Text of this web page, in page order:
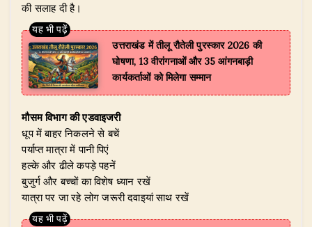
की सलाह दी है।
उत्तराखंड में तीलू रौतेली पुरस्कार 2026 की
घोषणा, 13 वीरांगनाओं और 35 आंगनबाड़ी
कार्यकर्ताओं को मिलेगा सम्मान
मौसम विभाग की एडवाइजरी
धूप में बाहर निकलने से बचें
पर्याप्त मात्रा में पानी पिएं
हल्के और ढीले कपड़े पहनें
बुजुर्ग और बच्चों का विशेष ध्यान रखें
यात्रा पर जा रहे लोग जरूरी दवाइयां साथ रखें